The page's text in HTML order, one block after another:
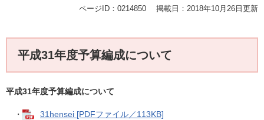
ページID：0214850 掲載日：2018年10月26日更新
平成31年度予算編成について
平成31年度予算編成について
・ 31hensei [PDFファイル／113KB]